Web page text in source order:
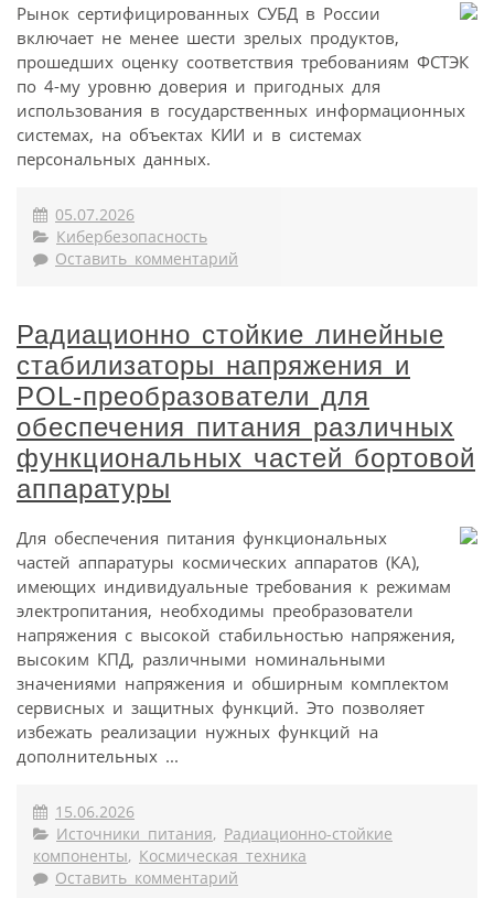
Рынок сертифицированных СУБД в России
включает не менее шести зрелых продуктов,
прошедших оценку соответствия требованиям ФСТЭК
по 4-му уровню доверия и пригодных для
использования в государственных информационных
системах, на объектах КИИ и в системах
персональных данных.
05.07.2026
Кибербезопасность
Оставить комментарий
Радиационно стойкие линейные
стабилизаторы напряжения и
POL-преобразователи для
обеспечения питания различных
функциональных частей бортовой
аппаратуры
Для обеспечения питания функциональных
частей аппаратуры космических аппаратов (КА),
имеющих индивидуальные требования к режимам
электропитания, необходимы преобразователи
напряжения с высокой стабильностью напряжения,
высоким КПД, различными номинальными
значениями напряжения и обширным комплектом
сервисных и защитных функций. Это позволяет
избежать реализации нужных функций на
дополнительных ...
15.06.2026
Источники питания, Радиационно-стойкие
компоненты, Космическая техника
Оставить комментарий